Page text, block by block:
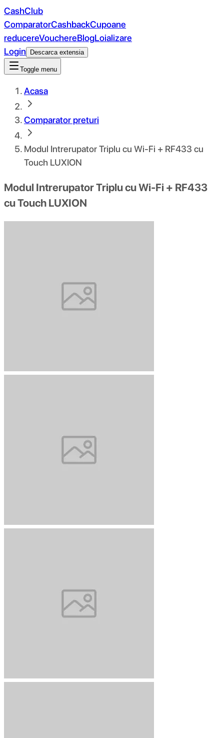
CashClub
ComparatorCashbackCupoane
reducereVouchereBlogLoializare
Login
Descarca extensia
Toggle menu
Acasa
Comparator preturi
Modul Intrerupator Triplu cu Wi-Fi + RF433 cu
Touch LUXION
Modul Intrerupator Triplu cu Wi-Fi + RF433
cu Touch LUXION